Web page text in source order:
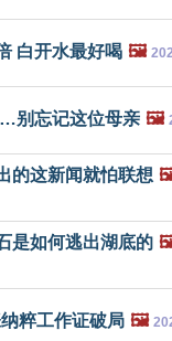
白开水最好喝 🖼️
别忘记这位母亲 🖼️
的这新闻就怕联想
是如何逃出湖底的
粹工作证破局 🖼️